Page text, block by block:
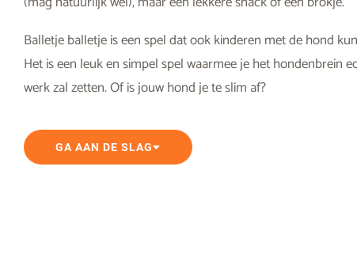
Balletje balletje is een spel dat ook kinderen met de hond
Het is een leuk en simpel spel waarmee je het hondenbrein
werk zal zetten. Of is jouw hond je te slim af?
GA AAN DE SLAG